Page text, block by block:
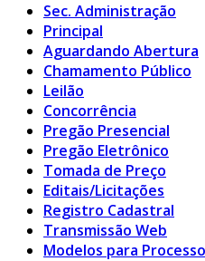
Sec. Administração
Principal
Aguardando Abertura
Chamamento Público
Leilão
Concorrência
Pregão Presencial
Pregão Eletrônico
Tomada de Preço
Editais/Licitações
Registro Cadastral
Transmissão Web
Modelos para